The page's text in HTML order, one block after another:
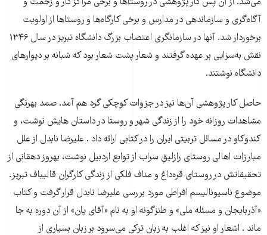
آگاه‌گری و سازماندهی در مدارس و برخی کارگاه‌ها و روستاها از اولویت
برخوردار شد. آنها در سازمانگری اعتصاب بزرگ دانشگاه تبریز در سال ۱۳۴۶
نقش به‌سزایی بر عهده گرفتند و شعار پشت شعار بود که شبانه بر دیوارهای
دانشگاه نوشتند.
حاصل کار پژوهشی آن‌ها نیز در جزوات کوچکی گرد هم آمد. صمد بهرنگی
مشاهدات روزانه خود را از زندگی شهر و روستا در داستان هایش نوشت، و
کندوکاو در مسائل تربیتی ایران را در کتابی ارائه داد . علیرضا نابدل از علل
مبارزات اهالی روستای رازلیقِ سراب از توابع اردبیل نوشت، بهروز دهقانی از
تحقیقاتش در روستای قره‌داغ و مناف فلکی از زندگی کارگران قالیباف تبریز.
موضوع ناسیونالیسم افراطی مورد بررسی علیرضا نابدل قرار گرفت و کتاب
«آذربایجان و مسئله ملی» و طنزگونه او به نام «آقای پان» از آن دوره به جا
ماند . اشعار او نیز که اغلب به زبان ترکی می‌سرود بر زبان بسیاری از